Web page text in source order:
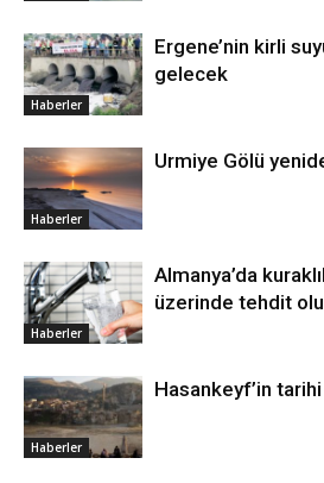
Haberler
Ergene’nin kirli
gelecek
Haberler
Urmiye Gölü
Haberler
Almanya’da
üzerinde tehdit
Haberler
Hasankeyf’in